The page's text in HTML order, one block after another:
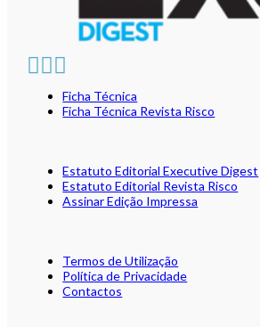
Ficha Técnica
Ficha Técnica Revista Risco
Estatuto Editorial Executive Digest
Estatuto Editorial Revista Risco
Assinar Edição Impressa
Termos de Utilização
Política de Privacidade
Contactos